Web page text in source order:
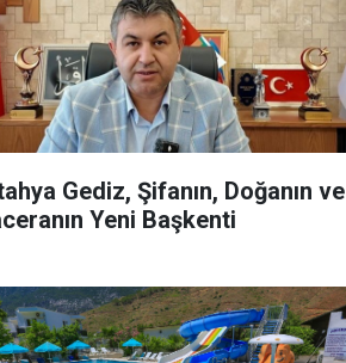
Gediz, Şifanın, Doğanın ve
Yeni Başkenti